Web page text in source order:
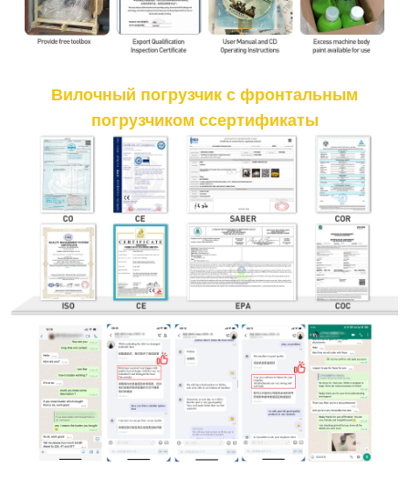
Вилочный погрузчик с фронтальным
погрузчиком cсертификаты